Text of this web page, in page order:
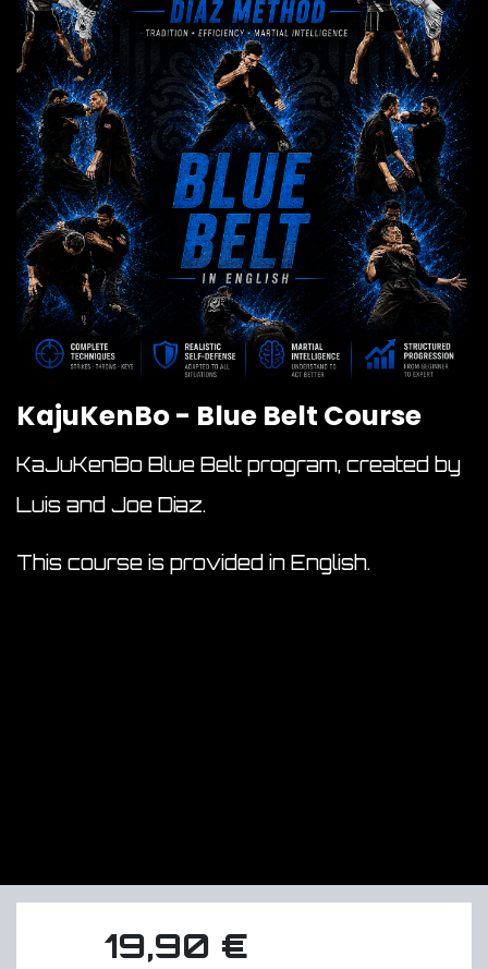
KajuKenBo - Blue Belt Course
KaJuKenBo Blue Belt program, created by
Luis and Joe Diaz.
This course is provided in English.
19,90 €